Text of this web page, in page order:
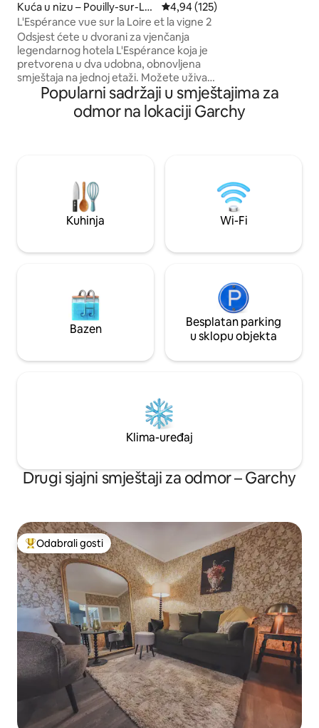
Kuća u nizu – Pouilly-sur-Loi
re
Prosječna ocjena: 4,94/5,
4,94 (125)
L'Espérance vue sur la Loire et la vigne 2
Odsjest ćete u dvorani za vjenčanja
legendarnog hotela L'Espérance koja je
pretvorena u dva udobna, obnovljena
smještaja na jednoj etaži. Možete uživati
u natkrivenoj terasi od 20 m² s pogledom
na vinograde i Loaru, kao i u privatnom
dvorištu u kojem možete parkirati svoje
trafika/prodavaonica duhana, trgovina
prehrambenim proizvodima, bar,
restorani, salon za ljepotu i wellness.
Popularni sadržaji u smještajima za
odmor na lokaciji Garchy
Kuhinja Wi-Fi
Bazen
Besplatan parking
u sklopu objekta
Klima-uređaj
Drugi sjajni smještaji za odmor – Garchy
Među najviše rangiranima s oznakom „Odabrali gosti”
Odabrali gosti